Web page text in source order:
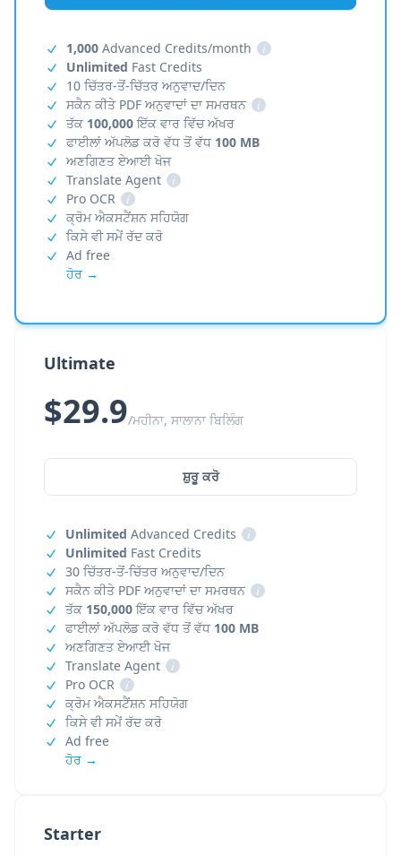
Starter
1,000 Advanced Credits/month
i
Unlimited Fast Credits
10 ਚਿੱਤਰ-ਤੋਂ-ਚਿੱਤਰ ਅਨੁਵਾਦ/ਦਿਨ
ਸਕੈਨ ਕੀਤੇ PDF ਅਨੁਵਾਦਾਂ ਦਾ ਸਮਰਥਨ
i
ਤੱਕ 100,000ਇੱਕ ਵਾਰ ਵਿੱਚ ਅੱਖਰ
ਫਾਈਲਾਂ ਅੱਪਲੋਡ ਕਰੋ ਵੱਧ ਤੋਂ ਵੱਧ 100 MB
ਅਣਗਿਣਤ ਏਆਈ ਖੋਜ
Translate Agent
i
Pro OCR
i
ਕ੍ਰੋਮ ਐਕਸਟੈਂਸ਼ਨ ਸਹਿਯੋਗ
ਕਿਸੇ ਵੀ ਸਮੇਂ ਰੱਦ ਕਰੋ
Ad free
ਹੋਰ →
Ultimate
$29.9/ਮਹੀਨਾ, ਸਾਲਾਨਾ ਬਿਲਿੰਗ
ਸ਼ੁਰੂ ਕਰੋ
Unlimited Advanced Credits
i
Unlimited Fast Credits
30 ਚਿੱਤਰ-ਤੋਂ-ਚਿੱਤਰ ਅਨੁਵਾਦ/ਦਿਨ
ਸਕੈਨ ਕੀਤੇ PDF ਅਨੁਵਾਦਾਂ ਦਾ ਸਮਰਥਨ
i
ਤੱਕ 150,000ਇੱਕ ਵਾਰ ਵਿੱਚ ਅੱਖਰ
ਫਾਈਲਾਂ ਅੱਪਲੋਡ ਕਰੋ ਵੱਧ ਤੋਂ ਵੱਧ 100 MB
ਅਣਗਿਣਤ ਏਆਈ ਖੋਜ
Translate Agent
i
Pro OCR
i
ਕ੍ਰੋਮ ਐਕਸਟੈਂਸ਼ਨ ਸਹਿਯੋਗ
ਕਿਸੇ ਵੀ ਸਮੇਂ ਰੱਦ ਕਰੋ
Ad free
ਹੋਰ →